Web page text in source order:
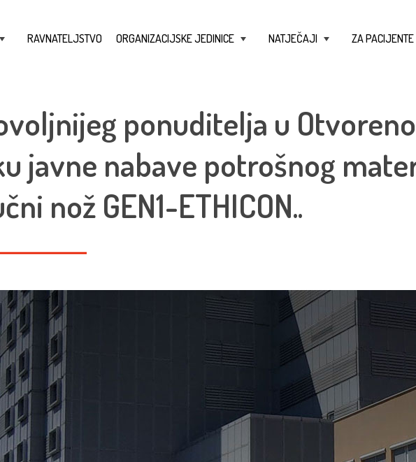
RAVNATELJSTVO ORGANIZACIJSKE JEDINICE NATJEČAJI ZA
ponuditelja u
javne nabave potrošnog
nož GEN1-ETHICON..